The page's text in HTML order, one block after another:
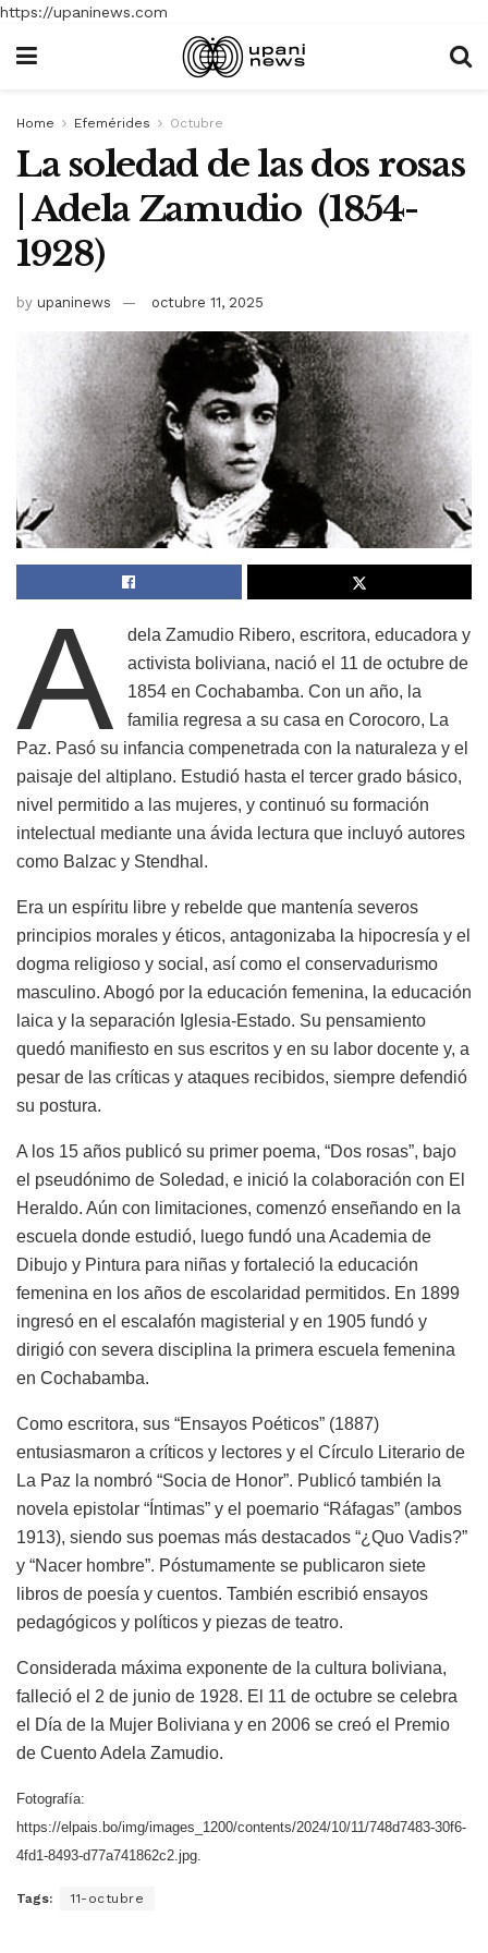
https://upaninews.com
Home Efemérides Octubre
La soledad de las dos rosas
| Adela Zamudio (1854-
1928)
by upaninews octubre 11, 2025
A
dela Zamudio Ribero, escritora, educadora y
activista boliviana, nació el 11 de octubre de
1854 en Cochabamba. Con un año, la
familia regresa a su casa en Corocoro, La
Paz. Pasó su infancia compenetrada con la naturaleza y el
paisaje del altiplano. Estudió hasta el tercer grado básico,
nivel permitido a las mujeres, y continuó su formación
intelectual mediante una ávida lectura que incluyó autores
como Balzac y Stendhal.
Era un espíritu libre y rebelde que mantenía severos
principios morales y éticos, antagonizaba la hipocresía y el
dogma religioso y social, así como el conservadurismo
masculino. Abogó por la educación femenina, la educación
laica y la separación Iglesia-Estado. Su pensamiento
quedó manifiesto en sus escritos y en su labor docente y, a
pesar de las críticas y ataques recibidos, siempre defendió
su postura.
A los 15 años publicó su primer poema, “Dos rosas”, bajo
el pseudónimo de Soledad, e inició la colaboración con El
Heraldo. Aún con limitaciones, comenzó enseñando en la
escuela donde estudió, luego fundó una Academia de
Dibujo y Pintura para niñas y fortaleció la educación
femenina en los años de escolaridad permitidos. En 1899
ingresó en el escalafón magisterial y en 1905 fundó y
dirigió con severa disciplina la primera escuela femenina
en Cochabamba.
Como escritora, sus “Ensayos Poéticos” (1887)
entusiasmaron a críticos y lectores y el Círculo Literario de
La Paz la nombró “Socia de Honor”. Publicó también la
novela epistolar “Íntimas” y el poemario “Ráfagas” (ambos
1913), siendo sus poemas más destacados “¿Quo Vadis?”
y “Nacer hombre”. Póstumamente se publicaron siete
libros de poesía y cuentos. También escribió ensayos
pedagógicos y políticos y piezas de teatro.
Considerada máxima exponente de la cultura boliviana,
falleció el 2 de junio de 1928. El 11 de octubre se celebra
el Día de la Mujer Boliviana y en 2006 se creó el Premio
de Cuento Adela Zamudio.
Fotografía:
https://elpais.bo/img/images_1200/contents/2024/10/11/748d7483-30f6-
4fd1-8493-d77a741862c2.jpg.
Tags: 11-octubre